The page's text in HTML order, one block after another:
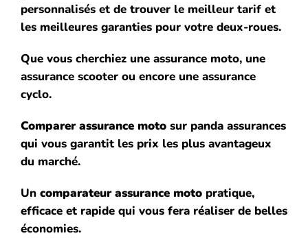
personnalisés et de trouver le meilleur tarif et
les meilleures garanties pour votre deux-roues.
Que vous cherchiez une assurance moto, une
assurance scooter ou encore une assurance
cyclo.
Comparer assurance motosur panda assurances
qui vous garantit les prix les plus avantageux
du marché.
Un comparateur assurancemotopratique,
efficace et rapide qui vous fera réaliser de belles
économies.